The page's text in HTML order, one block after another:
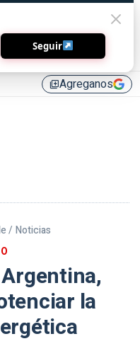
library_addAgreganos
/ Noticias
la
Seguir